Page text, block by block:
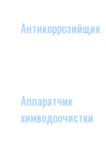
Антикоррозийщик
Аппаратчик
химводоочистки